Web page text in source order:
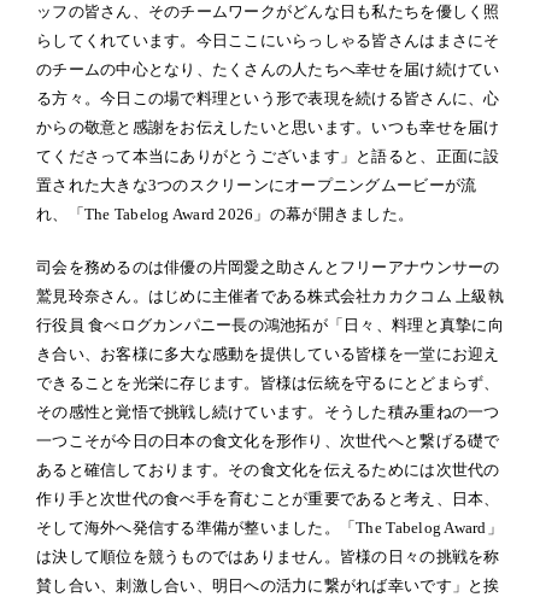
ッフの皆さん、そのチームワークがどんな日も私たちを優しく照
らしてくれています。今日ここにいらっしゃる皆さんはまさにそ
のチームの中心となり、たくさんの人たちへ幸せを届け続けてい
る方々。今日この場で料理という形で表現を続ける皆さんに、心
からの敬意と感謝をお伝えしたいと思います。いつも幸せを届け
てくださって本当にありがとうございます」と語ると、正面に設
置された大きな3つのスクリーンにオープニングムービーが流
れ、「The Tabelog Award 2026」の幕が開きました。
司会を務めるのは俳優の片岡愛之助さんとフリーアナウンサーの
鷲見玲奈さん。はじめに主催者である株式会社カカクコム 上級執
行役員 食べログカンパニー長の鴻池拓が「日々、料理と真摯に向
き合い、お客様に多大な感動を提供している皆様を一堂にお迎え
できることを光栄に存じます。皆様は伝統を守るにとどまらず、
その感性と覚悟で挑戦し続けています。そうした積み重ねの一つ
一つこそが今日の日本の食文化を形作り、次世代へと繋げる礎で
あると確信しております。その食文化を伝えるためには次世代の
作り手と次世代の食べ手を育むことが重要であると考え、日本、
そして海外へ発信する準備が整いました。「The Tabelog Award」
は決して順位を競うものではありません。皆様の日々の挑戦を称
賛し合い、刺激し合い、明日への活力に繋がれば幸いです」と挨